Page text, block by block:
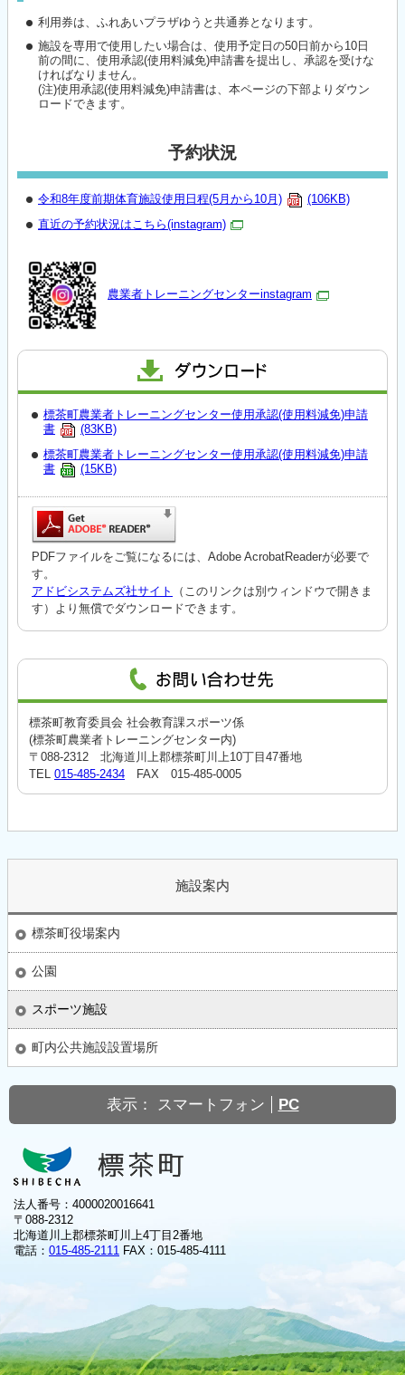
利用券は、ふれあいプラザゆうと共通券となります。
施設を専用で使用したい場合は、使用予定日の50日前から10日
前の間に、使用承認(使用料減免)申請書を提出し、承認を受けな
ければなりません。
(注)使用承認(使用料減免)申請書は、本ページの下部よりダウン
ロードできます。
予約状況
令和8年度前期体育施設使用日程(5月から10月)
(106KB)
直近の予約状況はこちら(instagram)
農業者トレーニングセンターinstagram
標茶町農業者トレーニングセンター使用承認(使用料減免)申請
書
(83KB)
標茶町農業者トレーニングセンター使用承認(使用料減免)申請
書
(15KB)
PDFファイルをご覧になるには、Adobe AcrobatReaderが必要で
す。
アドビシステムズ社サイト
（このリンクは別ウィンドウで開きま
す）より無償でダウンロードできます。
標茶町教育委員会 社会教育課スポーツ係
(標茶町農業者トレーニングセンター内)
〒088-2312 北海道川上郡標茶町川上10丁目47番地
TEL 015-485-2434 FAX 015-485-0005
施設案内
標茶町役場案内
公園
スポーツ施設
町内公共施設設置場所
表示： スマートフォン PC
法人番号：4000020016641
〒088-2312
北海道川上郡標茶町川上4丁目2番地
電話： 015-485-2111 FAX：015-485-4111